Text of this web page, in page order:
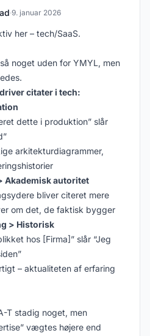
·9. januar 2026
her – tech/SaaS.
noget uden for YMYL, men
citater i tech:
dette i produktion” slår
arkitekturdiagrammer,
Akademisk autoritet
bliver citeret mere
om det, de faktisk bygger
> Historisk
hos [Firma]” slår “Jeg
– aktualiteten af erfaring
T stadig noget, men
vægtes højere end